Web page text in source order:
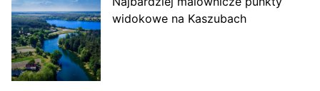
widokowe na Kaszubach